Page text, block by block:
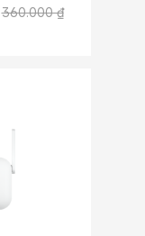
360.000 ₫